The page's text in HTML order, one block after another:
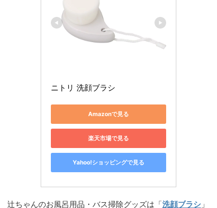
ニトリ 洗顔ブラシ
Amazonで見る
楽天市場で見る
Yahoo!ショッピングで見る
辻ちゃんのお風呂用品・バス掃除グッズは「洗顔ブラシ 」